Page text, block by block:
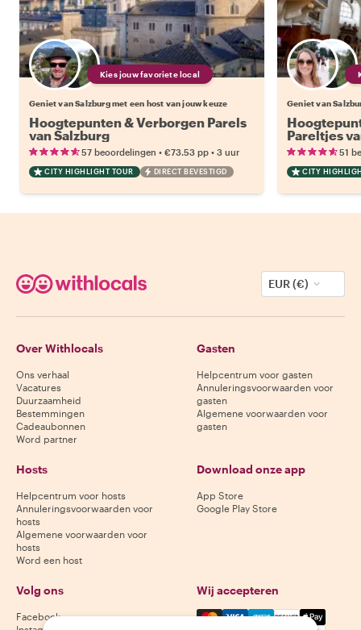
Kies jouw favoriete local
Geniet van Salzburg met een host van jouw keuze
Hoogtepunten & Verborgen Parels
van Salzburg
57 beoordelingen • €73.53 pp • 3 uur
CITY HIGHLIGHT TOUR DIRECT BEVESTIGD
Geniet van
Pareltjes
een
51
CITY
EUR (€)
Over Withlocals
Ons verhaal
Vacatures
Duurzaamheid
Bestemmingen
Cadeaubonnen
Word partner
Gasten
Helpcentrum voor gasten
Annuleringsvoorwaarden voor
gasten
Algemene voorwaarden voor
gasten
Hosts
Helpcentrum voor hosts
Annuleringsvoorwaarden voor
hosts
Algemene voorwaarden voor
hosts
Word een host
Download onze app
App Store
Google Play Store
Volg ons
Facebook
Wij accepteren
Mastercard, Visa, Amex,